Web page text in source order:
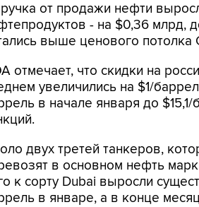
от продажи нефти
- на $0,36 млрд,
выше ценового потолка
отмечает, что скидки на
увеличились на $1/
в начале января до
двух третей танкеров,
в основном нефть
к сорту Dubai выросли
в январе, а в конце